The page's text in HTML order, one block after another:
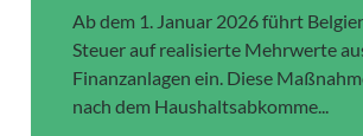
Ab dem 1. Januar 2026 führt
Steuer auf realisierte Mehrwerte
Finanzanlagen ein. Diese
nach dem Haushaltsabkomme...